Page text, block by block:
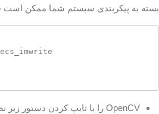
بسته به پیکربندی سیستم شما ممکن است
OpenCV را با تایپ کردن دستور زیر نصب کنید: